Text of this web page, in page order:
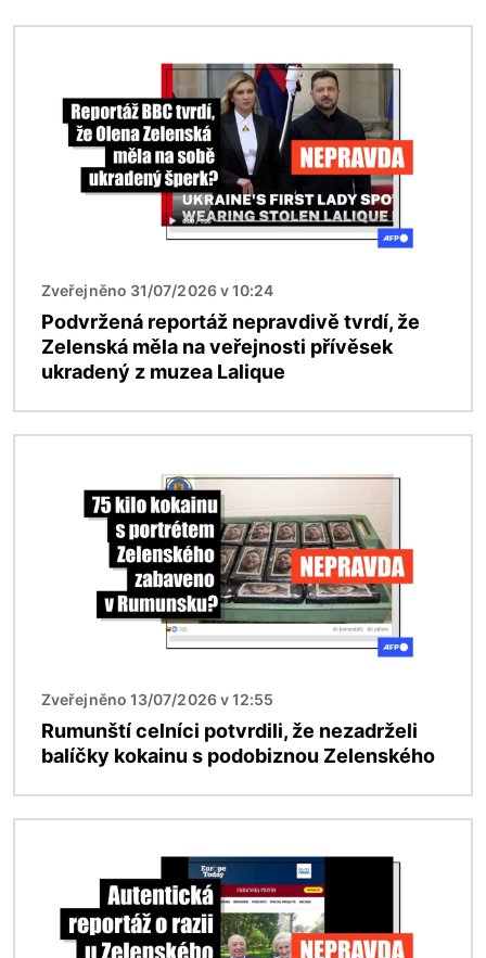
Zveřejněno 31/07/2026 v 10:24
Podvržená reportáž nepravdivě tvrdí, že
Zelenská měla na veřejnosti přívěsek
ukradený z muzea Lalique
Zveřejněno 13/07/2026 v 12:55
Rumunští celníci potvrdili, že nezadrželi
balíčky kokainu s podobiznou Zelenského